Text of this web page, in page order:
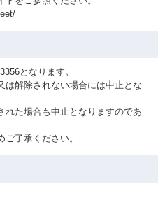
となります。
は解除されない場合には中止とな
た場合も中止となりますのであ
ご了承ください。